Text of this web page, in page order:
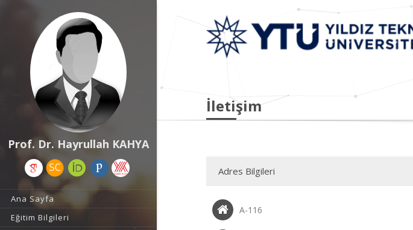
Prof. Dr. Hayrullah KAHYA
Ana Sayfa
Eğitim Bilgileri
İletişim
Adres Bilgileri
A-116